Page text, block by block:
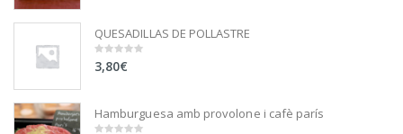
QUESADILLAS DE POLLASTRE
0
out
3,80€
Hamburguesa amb provolone i cafè parís